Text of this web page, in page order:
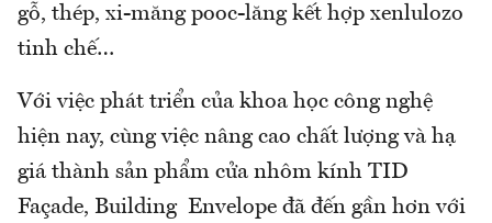
gỗ, thép, xi-măng pooc-lăng kết hợp xenlulozo
tinh chế…
Với việc phát triển của khoa học công nghệ
hiện nay, cùng việc nâng cao chất lượng và hạ
giá thành sản phẩm cửa nhôm kính TID
Façade, Building Envelope đã đến gần hơn với